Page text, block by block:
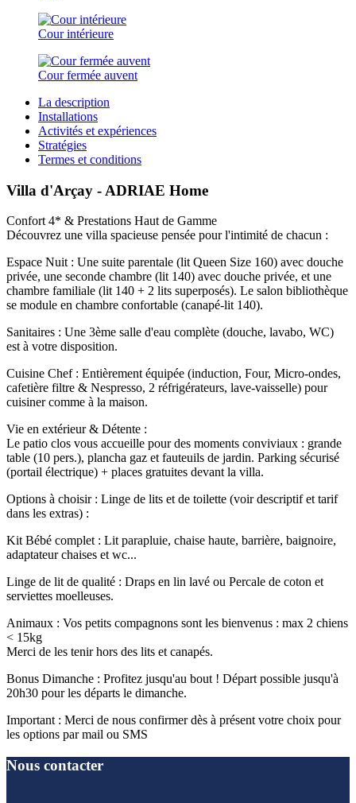
Cour intérieure
Cour fermée auvent
La description
Installations
Activités et expériences
Stratégies
Termes et conditions
Villa d'Arçay - ADRIAE Home
Confort 4* & Prestations Haut de Gamme
Découvrez une villa spacieuse pensée pour l'intimité de chacun :
Espace Nuit : Une suite parentale (lit Queen Size 160) avec douche
privée, une seconde chambre (lit 140) avec douche privée, et une
chambre familiale (lit 140 + 2 lits superposés). Le salon bibliothèque
se module en chambre confortable (canapé-lit 140).
Sanitaires : Une 3ème salle d'eau complète (douche, lavabo, WC)
est à votre disposition.
Cuisine Chef : Entièrement équipée (induction, Four, Micro-ondes,
cafetière filtre & Nespresso, 2 réfrigérateurs, lave-vaisselle) pour
cuisiner comme à la maison.
Vie en extérieur & Détente :
Le patio clos vous accueille pour des moments conviviaux : grande
table (10 pers.), plancha gaz et fauteuils de jardin. Parking sécurisé
(portail électrique) + places gratuites devant la villa.
Options à choisir : Linge de lits et de toilette (voir descriptif et tarif
dans les extras) :
Kit Bébé complet : Lit parapluie, chaise haute, barrière, baignoire,
adaptateur chaises et wc...
Linge de lit de qualité : Draps en lin lavé ou Percale de coton et
serviettes moelleuses.
Animaux : Vos petits compagnons sont les bienvenus : max 2 chiens
< 15kg
Merci de les tenir hors des lits et canapés.
Bonus Dimanche : Profitez jusqu'au bout ! Départ possible jusqu'à
20h30 pour les départs le dimanche.
Important : Merci de nous confirmer dès à présent votre choix pour
les options par mail ou SMS
Nous contacter